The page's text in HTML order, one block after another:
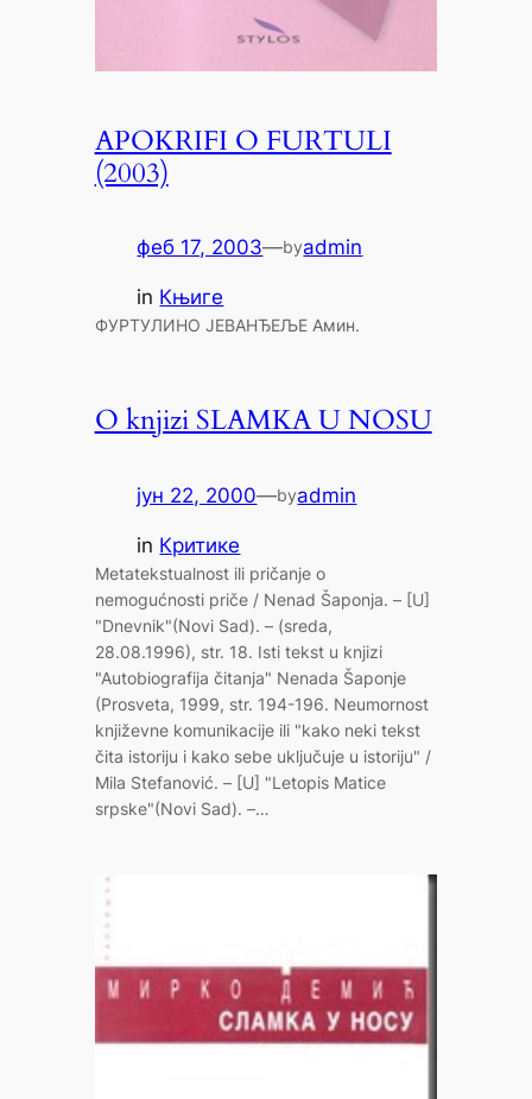
APOKRIFI O FURTULI
(2003)
феб 17, 2003—byadmin
in Књиге
ФУРТУЛИНО ЈЕВАНЂЕЉЕ Амин.
O knjizi SLAMKA U NOSU
јун 22, 2000—byadmin
in Критике
Metatekstualnost ili pričanje o
nemogućnosti priče / Nenad Šaponja. – [U]
"Dnevnik"(Novi Sad). – (sreda,
28.08.1996), str. 18. Isti tekst u knjizi
"Autobiografija čitanja" Nenada Šaponje
(Prosveta, 1999, str. 194-196. Neumornost
književne komunikacije ili "kako neki tekst
čita istoriju i kako sebe uključuje u istoriju" /
Mila Stefanović. – [U] "Letopis Matice
srpske"(Novi Sad). –…